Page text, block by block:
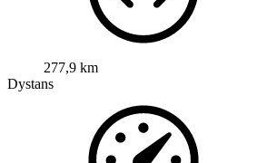
277,9 km
Dystans